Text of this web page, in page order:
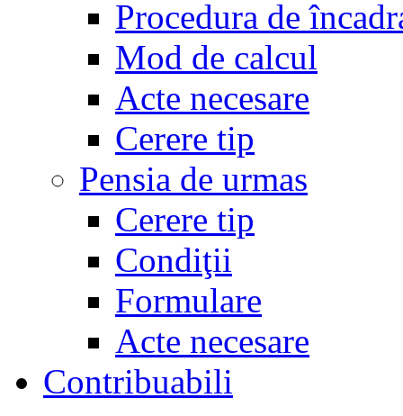
Procedura de
Mod de calcul
Acte necesare
Cerere tip
Pensia de urmas
Cerere tip
Condiţii
Formulare
Acte necesare
Contribuabili